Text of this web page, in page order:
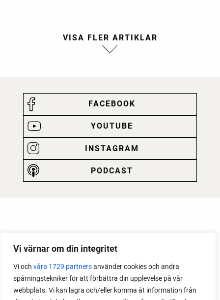
Vi värnar om din integritet
Vi och våra 1729 partnersanvänder cookies och andra
spårningstekniker för att förbättra din upplevelse på vår
webbplats. Vi kan lagra och/eller komma åt information från
FACEBOOK
YOUTUBE
INSTAGRAM
PODCAST